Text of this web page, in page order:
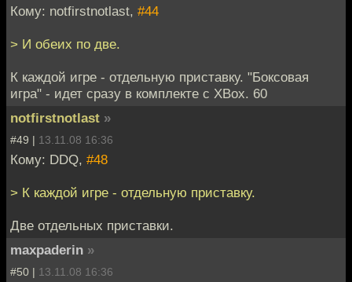
Кому: notfirstnotlast, #44
> И обеих по две.
К каждой игре - отдельную приставку. "Боксовая
игра" - идет сразу в комплекте с XBox. 60
notfirstnotlast »
#49 | 13.11.08 16:36
Кому: DDQ, #48
> К каждой игре - отдельную приставку.
Две отдельных приставки.
maxpaderin »
#50 | 13.11.08 16:36